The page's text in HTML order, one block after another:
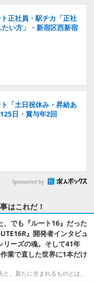
正社員・駅チカ「正社
い方」・新宿区西新宿
「土日祝休み・昇給あ
日・賞与年2回
Sponsored by
はこれだ！
でも『ルート16』だった
』開発者インタビュ
リーズの魂。そして41年
業で直した世界に1本だけ
、新たに生まれるものとは。